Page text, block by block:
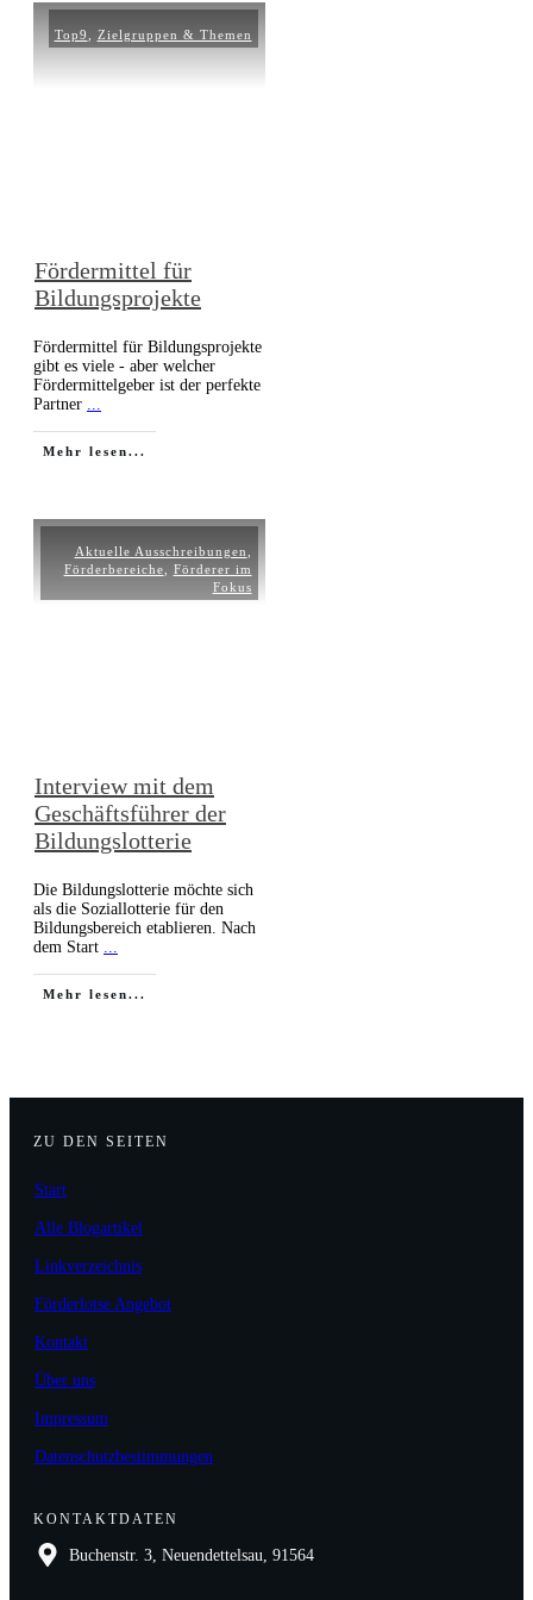
Top9 Zielgruppen & Themen
Fördermittel für
Bildungsprojekte
Fördermittel für Bildungsprojekte
gibt es viele - aber welcher
Fördermittelgeber ist der perfekte
Partner
Mehr lesen...
Aktuelle Ausschreibungen
Förderbereiche
Förderer im
Fokus
Interview mit dem
Geschäftsführer der
Bildungslotterie
Die Bildungslotterie möchte sich
als die Soziallotterie für den
Bildungsbereich etablieren. Nach
dem Start ...
Mehr lesen...
ZU DEN SEITEN
Start
Alle Blogartikel
Linkverzeichnis
Förderlotse Angebot
Kontakt
Über uns
Impressum
Datenschutzbestimmungen
KONTAKTDATEN
Buchenstr. 3, Neuendettelsau, 91564